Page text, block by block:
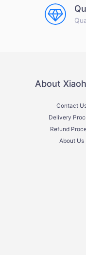
About
Contact
Delivery
Refund
About Us